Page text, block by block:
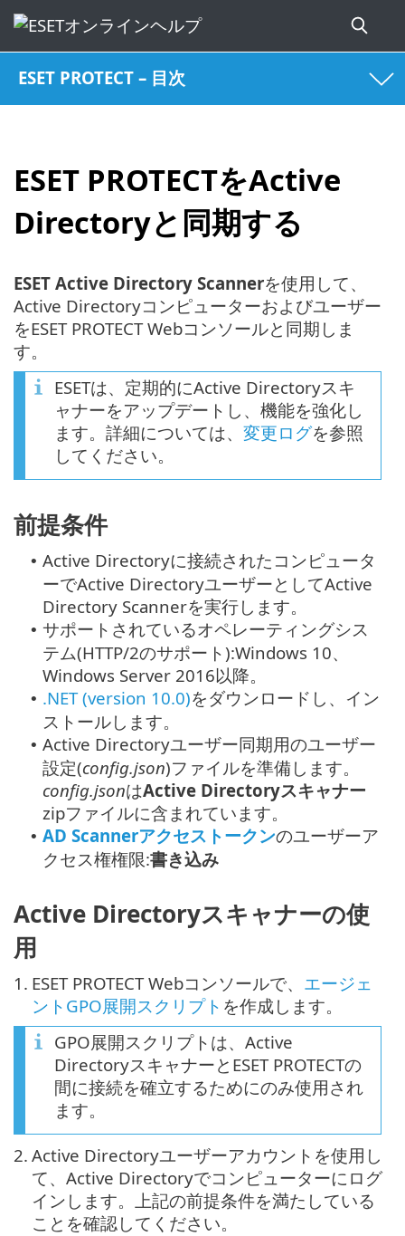
ESET PROTECT – 目次
ESET PROTECTをActive
Directoryと同期する
ESET Active Directory Scannerを使用して、
Active Directoryコンピューターおよびユーザー
をESET PROTECT Webコンソールと同期しま
す。
ESETは、定期的にActive Directoryスキ
ャナーをアップデートし、機能を強化し
ます。詳細については、 変更ログを参照
してください。
前提条件
• Active Directoryに接続されたコンピュータ
ーでActive DirectoryユーザーとしてActive
Directory Scannerを実行します。
• サポートされているオペレーティングシス
テム(HTTP/2のサポート):Windows 10、
Windows Server 2016以降。
• .NET (version 10.0)をダウンロードし、イン
ストールします。
• Active Directoryユーザー同期用のユーザー
設定(config.json)ファイルを準備します。
config.jsonはActive Directoryスキャナー
zipファイルに含まれています。
• AD Scannerアクセストークンのユーザーア
クセス権権限:書き込み
Active Directoryスキャナーの使
用
1. ESET PROTECT Webコンソールで、 エージェ
ントGPO展開スクリプト を作成します。
GPO展開スクリプトは、Active
DirectoryスキャナーとESET PROTECTの
間に接続を確立するためにのみ使用され
ます。
2. Active Directoryユーザーアカウントを使用し
て、Active Directoryでコンピューターにログ
インします。上記の前提条件を満たしている
ことを確認してください。